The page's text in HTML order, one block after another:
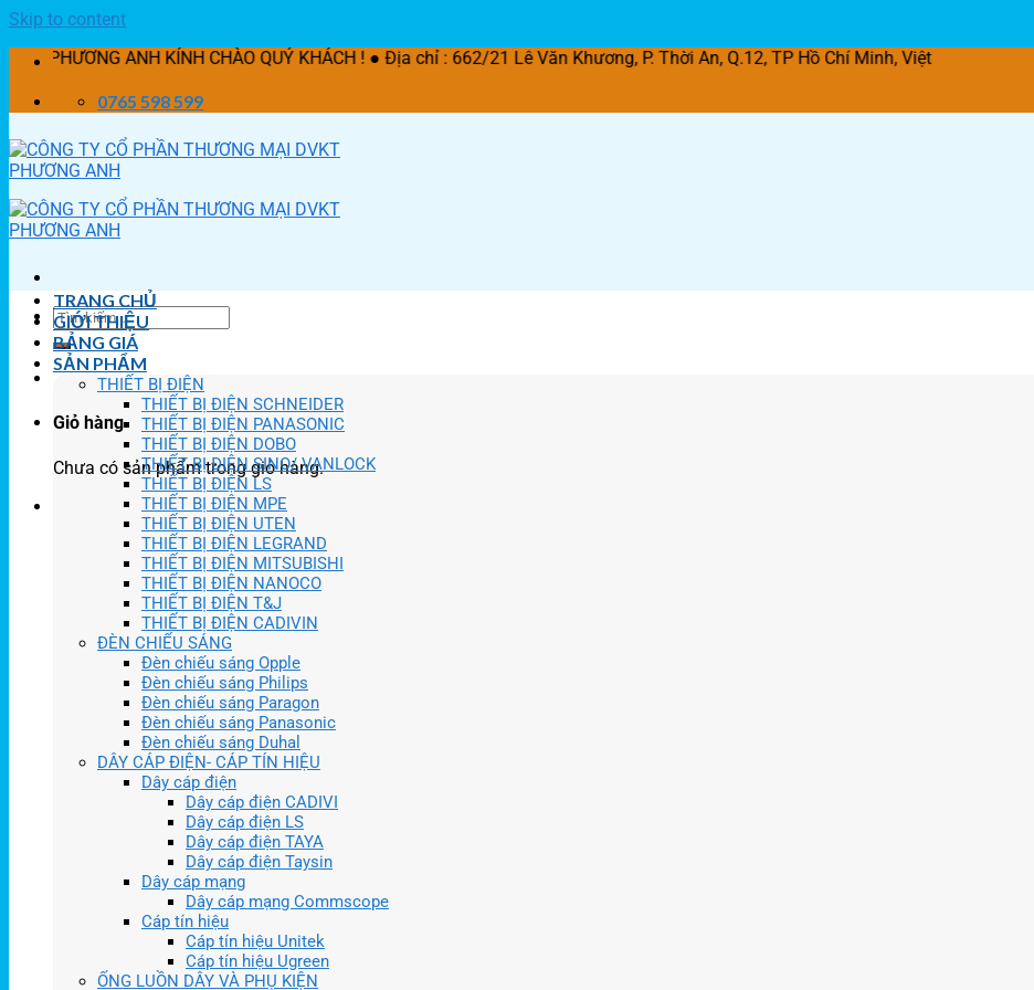
Skip to content
ANH KÍNH CHÀO QUÝ KHÁCH ! ● Địa chỉ : 662/21 Lê Văn Khương, P. Thời An, Q.12, TP Hồ Chí Minh, Việt Nam
0765 598 599
Giỏ hàng
Chưa có sản phẩm trong giỏ hàng.
TRANG CHỦ
GIỚI THIỆU
BẢNG GIÁ
SẢN PHẨM
THIẾT BỊ ĐIỆN
THIẾT BỊ ĐIỆN SCHNEIDER
THIẾT BỊ ĐIỆN PANASONIC
THIẾT BỊ ĐIỆN DOBO
THIẾT BỊ ĐIỆN SINO/ VANLOCK
THIẾT BỊ ĐIỆN LS
THIẾT BỊ ĐIỆN MPE
THIẾT BỊ ĐIỆN UTEN
THIẾT BỊ ĐIỆN LEGRAND
THIẾT BỊ ĐIỆN MITSUBISHI
THIẾT BỊ ĐIỆN NANOCO
THIẾT BỊ ĐIỆN T&J
THIẾT BỊ ĐIỆN CADIVIN
ĐÈN CHIẾU SÁNG
Đèn chiếu sáng Opple
Đèn chiếu sáng Philips
Đèn chiếu sáng Paragon
Đèn chiếu sáng Panasonic
Đèn chiếu sáng Duhal
DÂY CÁP ĐIỆN- CÁP TÍN HIỆU
Dây cáp điện
Dây cáp điện CADIVI
Dây cáp điện LS
Dây cáp điện TAYA
Dây cáp điện Taysin
Dây cáp mạng
Dây cáp mạng Commscope
Cáp tín hiệu
Cáp tín hiệu Unitek
Cáp tín hiệu Ugreen
ỐNG LUỒN DÂY VÀ PHỤ KIỆN